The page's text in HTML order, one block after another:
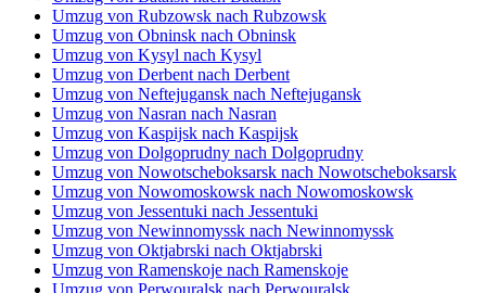
Umzug von Rubzowsk nach Rubzowsk
Umzug von Obninsk nach Obninsk
Umzug von Kysyl nach Kysyl
Umzug von Derbent nach Derbent
Umzug von Neftejugansk nach Neftejugansk
Umzug von Nasran nach Nasran
Umzug von Kaspijsk nach Kaspijsk
Umzug von Dolgoprudny nach Dolgoprudny
Umzug von Nowotscheboksarsk nach Nowotscheboksarsk
Umzug von Nowomoskowsk nach Nowomoskowsk
Umzug von Jessentuki nach Jessentuki
Umzug von Newinnomyssk nach Newinnomyssk
Umzug von Oktjabrski nach Oktjabrski
Umzug von Ramenskoje nach Ramenskoje
Umzug von Perwouralsk nach Perwouralsk